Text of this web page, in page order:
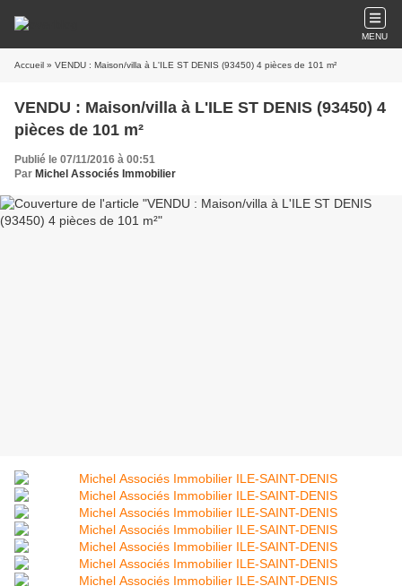
MENU
Accueil » VENDU : Maison/villa à L'ILE ST DENIS (93450) 4 pièces de 101 m²
VENDU : Maison/villa à L'ILE ST DENIS (93450) 4
pièces de 101 m²
Publié le 07/11/2016 à 00:51
Par Michel Associés Immobilier